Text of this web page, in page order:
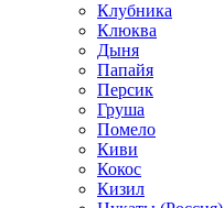
Клубника
Клюква
Дыня
Папайя
Персик
Груша
Помело
Киви
Кокос
Кизил